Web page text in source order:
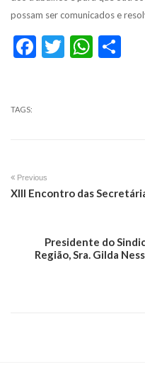
possam ser comunicados e
Facebook
Twitter
TAGS:
Previous
XIII Encontro das
Presidente do
Região, Sra. Gilda